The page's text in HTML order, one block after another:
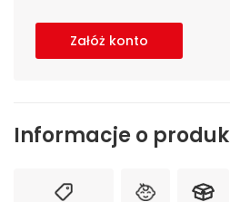
Załóż konto
Informacje o